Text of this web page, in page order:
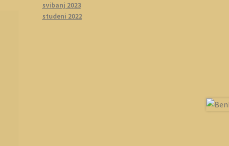
svibanj 2023
studeni 2022